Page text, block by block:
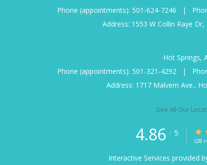
Phone (appointments): 501-624-7246 |
Address: 1553 W Collin Raye
Hot Springs,
Phone (appointments): 501-321-4292 |
Address: 1717 Malvern Ave.,
See All Our
4.86 / 5
(28
Interactive Services provided